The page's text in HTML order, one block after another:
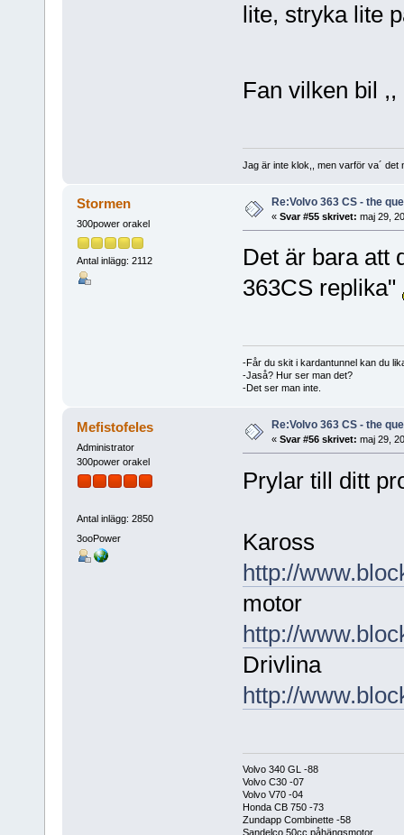
lite, stryka lite
Fan vilken bil
Jag är inte klok,, men varför va´
Stormen
300power orakel
Antal inlägg: 2112
Re:Volvo 363 CS - the
« Svar #55 skrivet: maj 29,
Det är bara att
363CS replika"
-Får du skit i kardantunnel kan du
-Jaså? Hur ser man det?
-Det ser man inte.
Mefistofeles
Administrator
300power orakel
Antal inlägg: 2850
3ooPower
Re:Volvo 363 CS - the
« Svar #56 skrivet: maj 29,
Prylar till ditt
Kaross
http://
motor
http://
Drivlina
http://
Volvo 340 GL -88
Volvo C30 -07
Volvo V70 -04
Honda CB 750 -73
Zundapp Combinette -58
Sandelco 50cc påhängsmotor